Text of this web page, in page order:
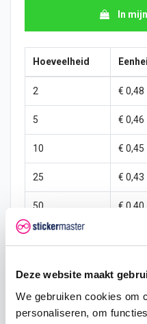
Deze website maakt
We gebruiken cookies om
personaliseren, om
In
Hoeveelheid
2 € 0,48
5 € 0,46
10 € 0,45
25 € 0,43
50 € 0,40
500